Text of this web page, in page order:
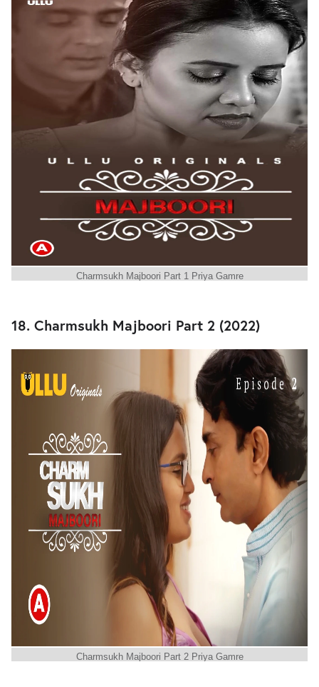
Charmsukh Majboori Part 1 Priya Gamre
18. Charmsukh Majboori Part 2 (2022)
Charmsukh Majboori Part 2 Priya Gamre